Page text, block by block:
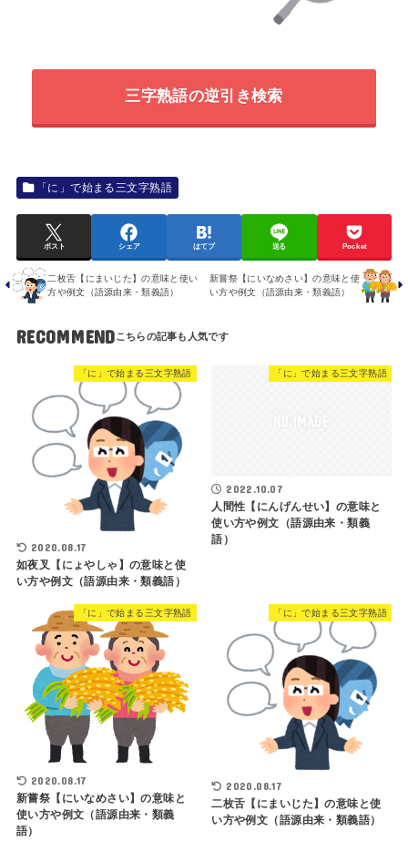
三字熟語の逆引き検索
「に」で始まる三文字熟語
ポスト シェア はてブ 送る Pocket
二枚舌【にまいじた】の意味と使い
方や例文（語源由来・類義語）
新嘗祭【にいなめさい】の意味と使
い方や例文（語源由来・類義語）
RECOMMEND
「に」で始まる三文字熟語
2020.08.17
如夜叉【にょやしゃ】の意味と使
い方や例文（語源由来・類義語）
「に」で始まる三文字熟語
2022.10.07
人間性【にんげんせい】の意味と
使い方や例文（語源由来・類義
語）
「に」で始まる三文字熟語
2020.08.17
新嘗祭【にいなめさい】の意味と
使い方や例文（語源由来・類義
語）
「に」で始まる三文字熟語
2020.08.17
二枚舌【にまいじた】の意味と使
い方や例文（語源由来・類義語）